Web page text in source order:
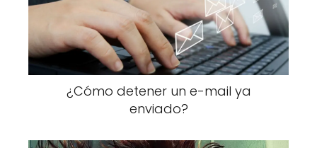
¿Cómo detener un e-mail ya
enviado?